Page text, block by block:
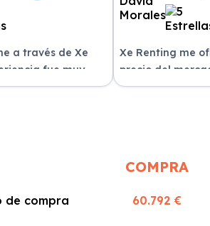
a través de Xe
fue muy
¡los
Xe Renting me
precio del
sin sorpresas.
COMPRA
de compra 60.792 €